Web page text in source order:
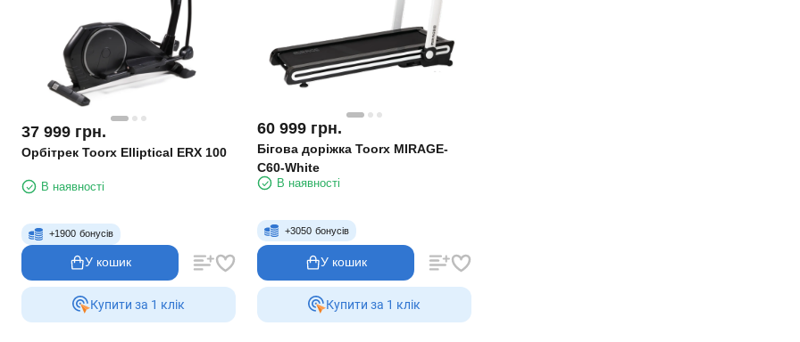
37 999 грн.
Орбітрек Toorx Elliptical ERX 100
В наявності
+1900 бонусів
У кошик
Купити за 1 клiк
60 999 грн.
Бігова доріжка Toorx MIRAGE-
C60-White
В наявності
+3050 бонусів
У кошик
Купити за 1 клiк